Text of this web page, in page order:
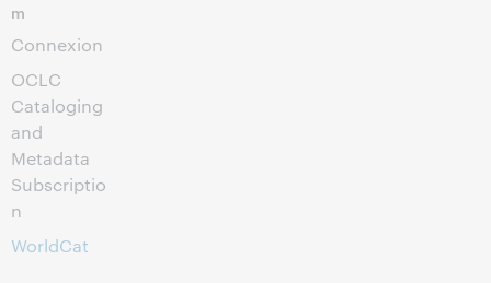
m
Connexion
OCLC
Cataloging
and
Metadata
Subscriptio
n
WorldCat